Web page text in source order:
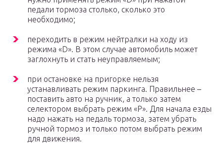
педали тормоза столько, сколько это
необходимо;
переходить в режим нейтралки на ходу из
режима «D». В этом случае автомобиль может
заглохнуть и стать неуправляемым;
при остановке на пригорке нельзя
устанавливать режим паркинга. Правильнее –
поставить авто на ручник, а только затем
селектором выбрать режим «P». Для начала езды
надо нажать на педаль тормоза, затем убрать
ручной тормоз и только потом выбрать режим
для движения.